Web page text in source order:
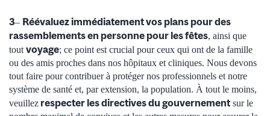
3– Réévaluez immédiatement vos plans pour des
rassemblements en personne pour les fêtes, ainsi que
tout voyage; ce point est crucial pour ceux qui ont de la famille
ou des amis proches dans nos hôpitaux et cliniques. Nous devons
tout faire pour contribuer à protéger nos professionnels et notre
système de santé et, par extension, la population. À tout le moins,
veuillez respecter les directives du gouvernement sur le